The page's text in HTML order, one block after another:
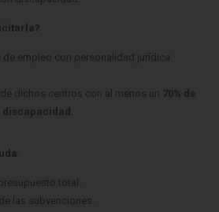
de empleo con personalidad jurídica
dichos centros con al menos un 70% de
total.
las subvenciones.